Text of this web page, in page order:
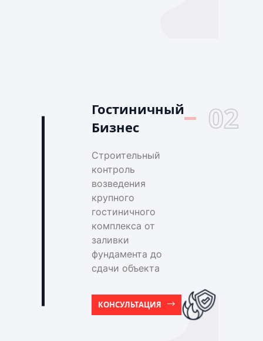
Гостиничный
Бизнес
02
Строительный
контроль
возведения
крупного
гостиничного
комплекса от
заливки
фундамента до
сдачи объекта
КОНСУЛЬТАЦИЯ